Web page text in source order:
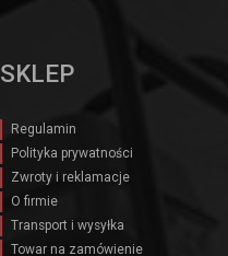
SKLEP
Regulamin
Polityka prywatności
Zwroty i reklamacje
O firmie
Transport i wysyłka
Towar na zamówienie